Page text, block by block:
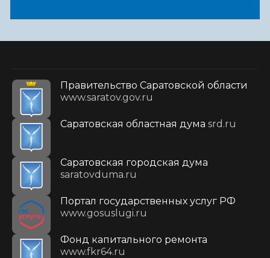
Правительство Саратовской области
www.saratov.gov.ru
Саратовская областная дума srd.ru
Саратовская городская дума
saratovduma.ru
Портал государственных услуг РФ
www.gosuslugi.ru
Фонд капитального ремонта
www.fkr64.ru